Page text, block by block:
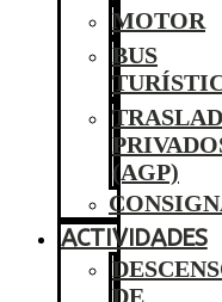
MOTOR
BUS
(AGP)
ACTIVIDADES
DE